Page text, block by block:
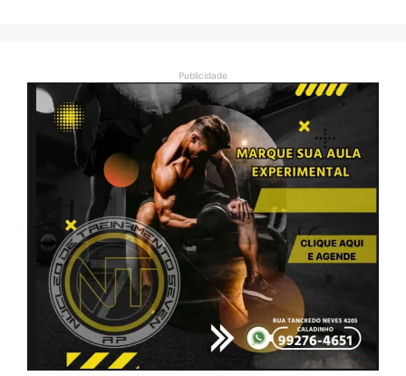
Publicidade